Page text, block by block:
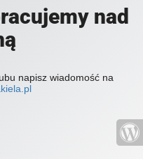
nad
napisz wiadomość na